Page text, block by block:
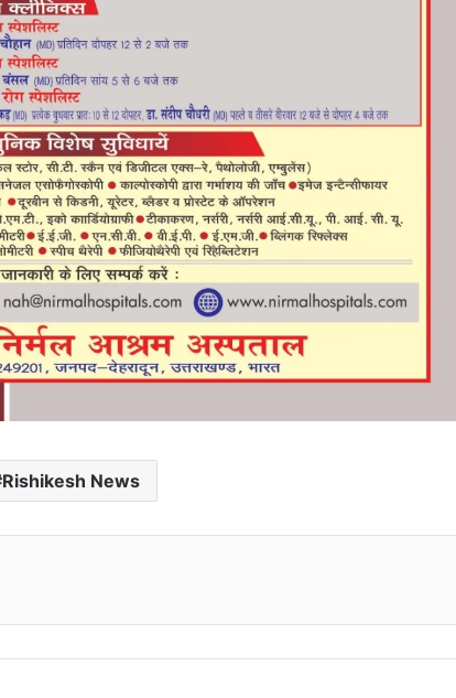
Rishikesh News